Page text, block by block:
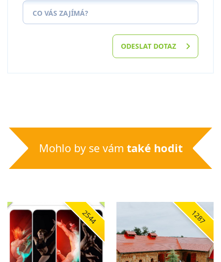
CO VÁS ZAJÍMÁ?
ODESLAT DOTAZ
Mohlo by se vám také hodit
2544 1287